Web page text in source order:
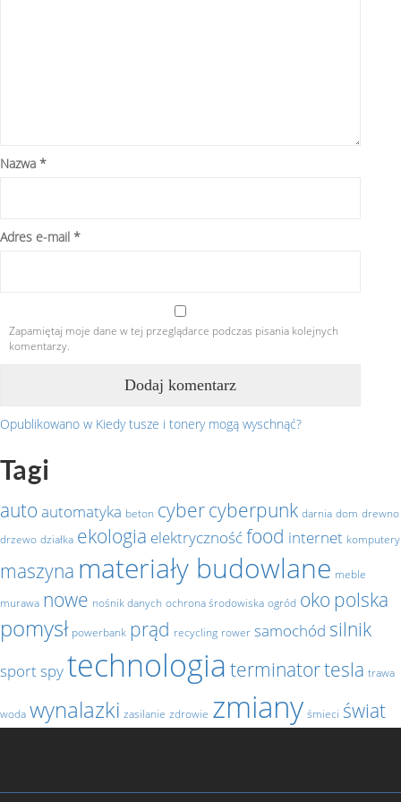
Nazwa *
Adres e-mail *
Zapamiętaj moje dane w tej przeglądarce podczas pisania kolejnych
komentarzy.
Nawigacja
wpisu
Opublikowano w Kiedy tusze i tonery mogą wyschnąć?
Tagi
auto automatyka beton cybercyberpunk darnia dom drewno
drzewo działka ekologia elektrycznośćfood internet komputery
maszyna materiały budowlane meble
murawa nowe nośnik danych ochrona środowiska ogród oko polska
pomysł powerbank prąd recycling rower samochód silnik
sportspytechnologia terminatortesla trawa
woda wynalazki zasilanie zdrowie zmiany śmieci świat